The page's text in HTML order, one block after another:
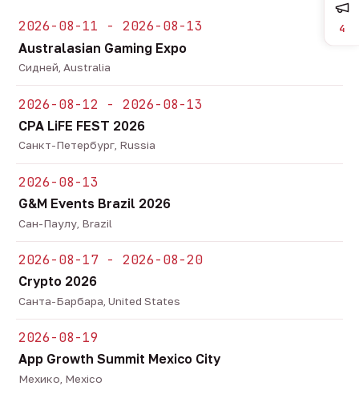
2026-08-11 - 2026-08-13
Australasian Gaming Expo
Сидней, Australia
2026-08-12 - 2026-08-13
CPA LiFE FEST 2026
Санкт-Петербург, Russia
2026-08-13
G&M Events Brazil 2026
Сан-Паулу, Brazil
2026-08-17 - 2026-08-20
Crypto 2026
Санта-Барбара, United States
2026-08-19
App Growth Summit Mexico City
Мехико, Mexico
4